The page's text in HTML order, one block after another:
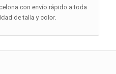
con envío rápido a toda
de talla y color.